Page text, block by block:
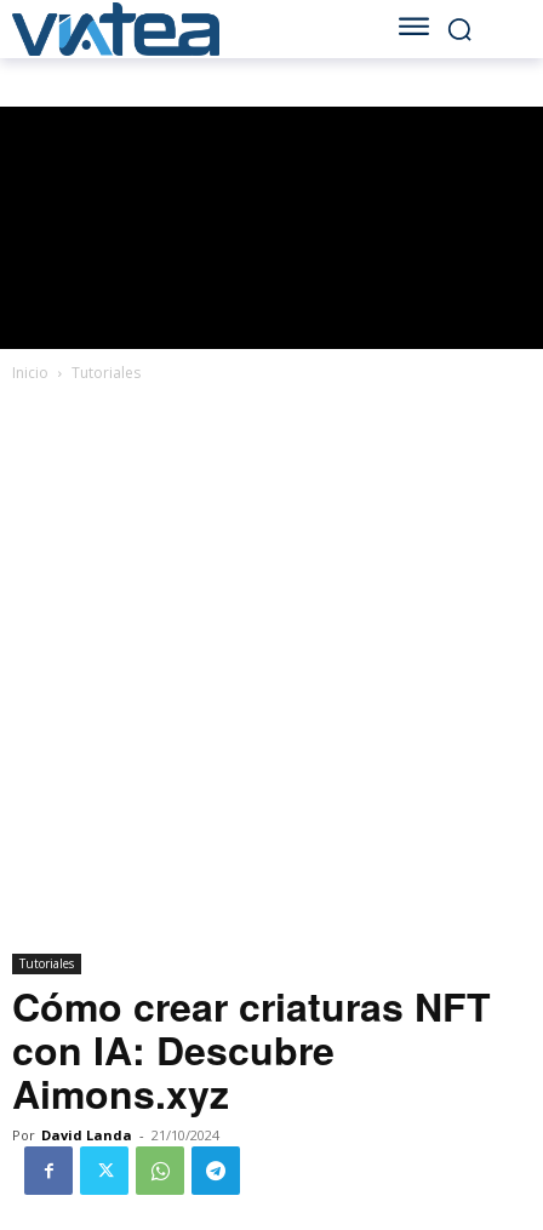
Inicio Tutoriales
Tutoriales
Cómo crear criaturas NFT
con IA: Descubre
Aimons.xyz
Por David Landa - 21/10/2024